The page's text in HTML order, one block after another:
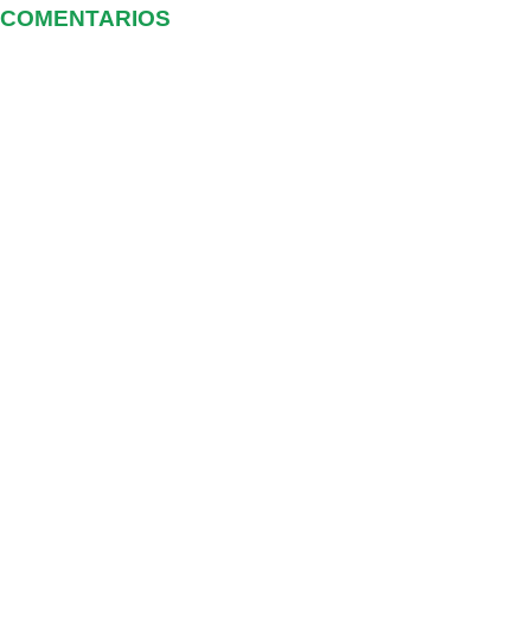
COMENTARIOS